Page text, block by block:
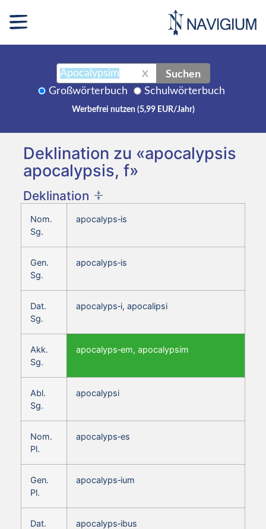
X Suchen
Großwörterbuch Schulwörterbuch
Werbefrei nutzen (5,99 EUR/Jahr)
Deklination zu «apocalypsis
apocalypsis, f»
Deklination
Nom.
Sg.
apocalyps‑is
Gen.
Sg.
apocalyps‑is
Dat.
Sg.
apocalyps‑i, apocalipsi
Akk.
Sg.
apocalyps‑em, apocalypsim
Abl.
Sg.
apocalypsi
Nom.
Pl.
apocalyps‑es
Gen.
Pl.
apocalyps‑ium
Dat.
apocalyps‑ibus